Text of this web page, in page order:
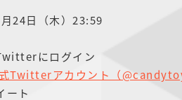
24日（木）23:59
にログイン
Twitterアカウント（
ート